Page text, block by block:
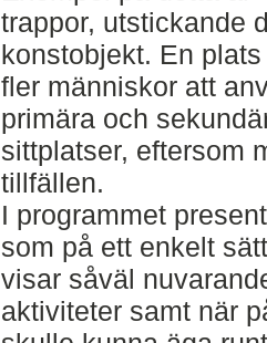
trappor, utstickande
konstobjekt. En
fler människor att
primära och
sittplatser, eftersom
tillfällen.
I programmet
som på ett enkelt sätt
visar såväl
aktiviteter samt när